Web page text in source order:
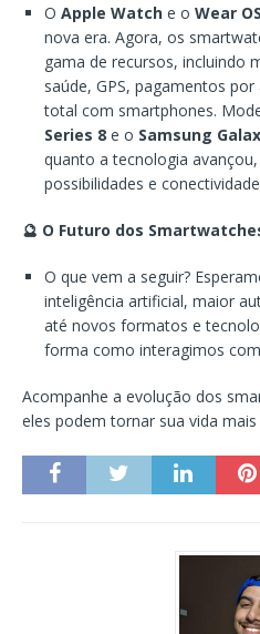
O Apple Watch e o Wear OS
nova era. Agora, os
gama de recursos, incluindo
saúde, GPS, pagamentos
total com smartphones.
Series 8 e o Samsung
quanto a tecnologia
possibilidades e
🔮 O Futuro dos
O que vem a seguir?
inteligência artificial, maior
até novos formatos e
forma como interagimos
Acompanhe a evolução dos
eles podem tornar sua vida mais